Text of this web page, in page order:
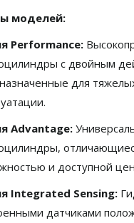
моделей:
Performance:
с двойным
для
Advantage:
и доступной
Integrated Sensing:
датчиками